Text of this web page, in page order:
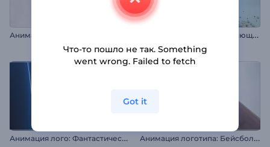
А
нимация логотипа: Падающие шары
А
нимация лого: Фантастический портал из дыма А
нимация логотипа: Бейсбольная бита
Что-то пошло не так. Something
went wrong. Failed to fetch
Got it